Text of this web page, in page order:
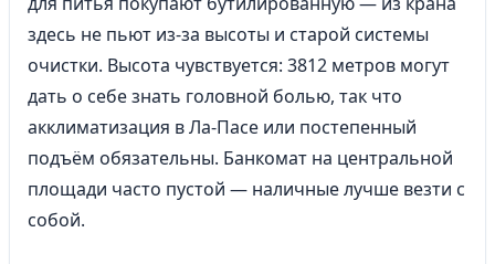
здесь не пьют из-за высоты и старой системы
очистки. Высота чувствуется: 3812 метров могут
дать о себе знать головной болью, так что
акклиматизация в Ла-Пасе или постепенный
подъём обязательны. Банкомат на центральной
площади часто пустой — наличные лучше везти с
собой.